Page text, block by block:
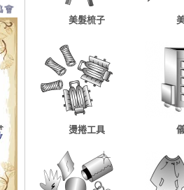
美髮梳子
燙捲工具